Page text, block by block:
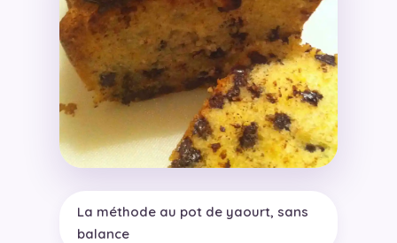
La méthode au pot de yaourt, sans
balance